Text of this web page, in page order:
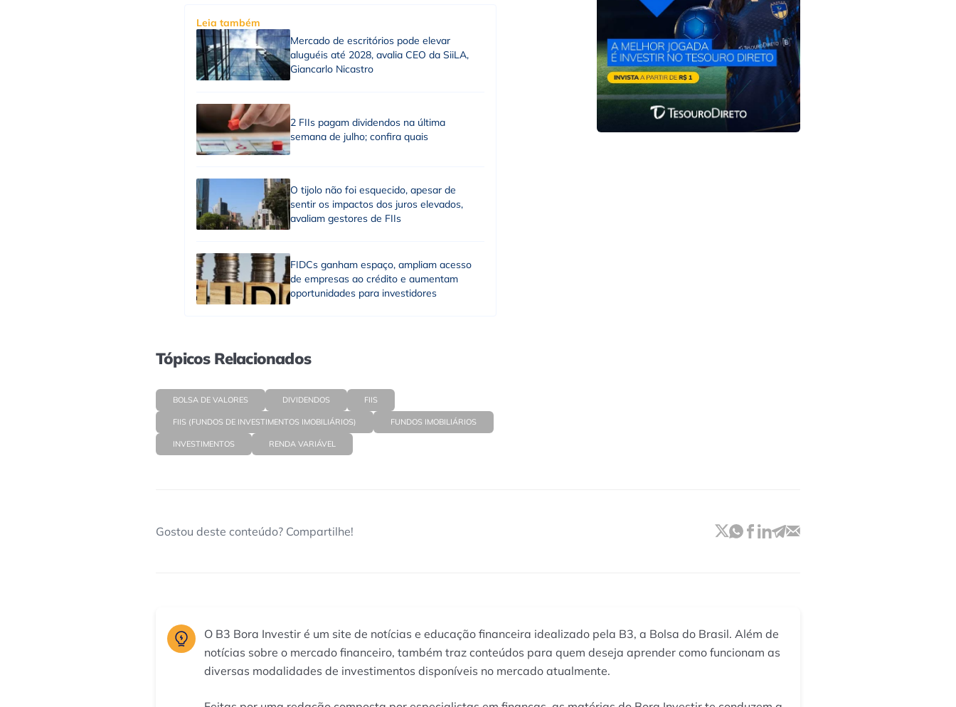
Leia também
Mercado de escritórios pode elevar
aluguéis até 2028, avalia CEO da SiiLA,
Giancarlo Nicastro
2 FIIs pagam dividendos na última
semana de julho; confira quais
O tijolo não foi esquecido, apesar de
sentir os impactos dos juros elevados,
avaliam gestores de FIIs
FIDCs ganham espaço, ampliam acesso
de empresas ao crédito e aumentam
oportunidades para investidores
Tópicos Relacionados
BOLSA DE VALORES DIVIDENDOS FIIS
FIIS (FUNDOS DE INVESTIMENTOS IMOBILIÁRIOS) FUNDOS IMOBILIÁRIOS
INVESTIMENTOS RENDA VARIÁVEL
Gostou deste conteúdo? Compartilhe!
O B3 Bora Investir é um site de notícias e educação financeira idealizado pela B3, a Bolsa do Brasil. Além de
notícias sobre o mercado financeiro, também traz conteúdos para quem deseja aprender como funcionam as
diversas modalidades de investimentos disponíveis no mercado atualmente.